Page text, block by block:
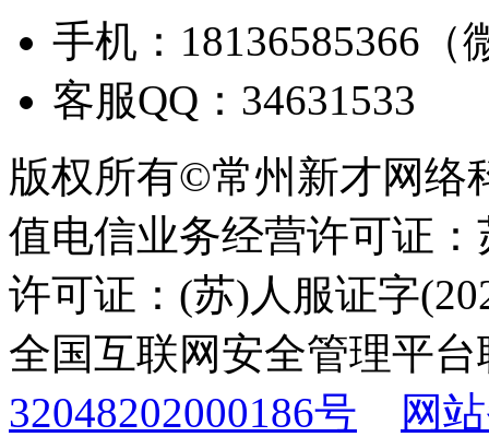
手机：18136585366（
客服QQ：34631533
版权所有©常州新才网络
值电信业务经营许可证
许可证：(苏)人服证字
全国互联网安全管理平
32048202000186号
网